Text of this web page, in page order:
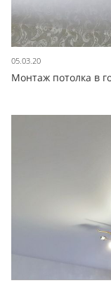
05.03.20
Монтаж потолка в